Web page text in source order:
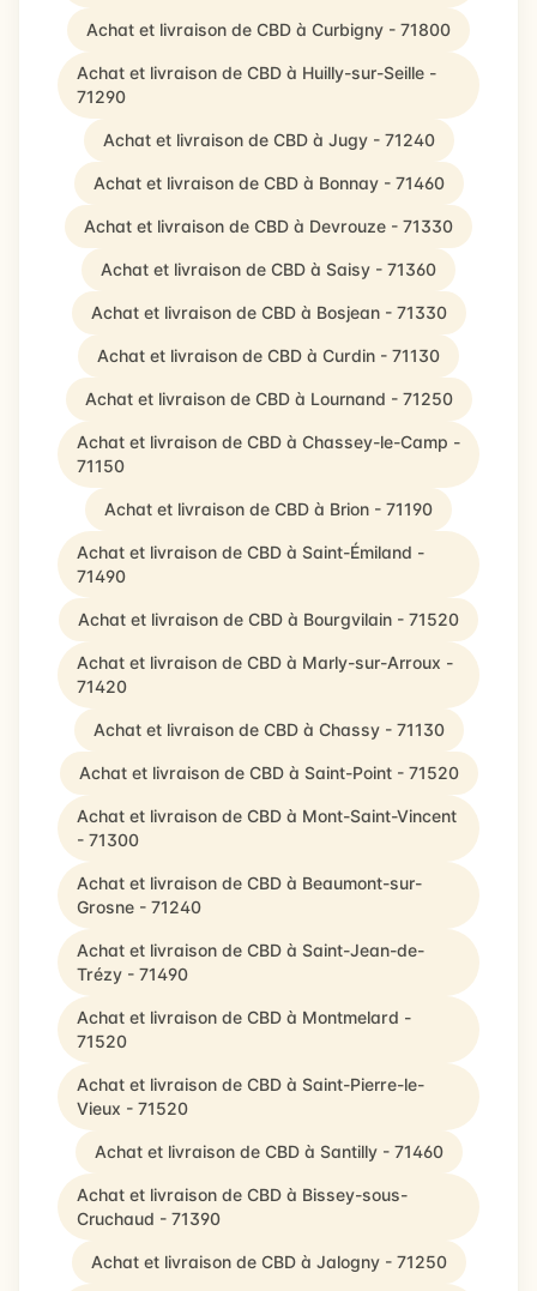
Achat et livraison de CBD à Curbigny - 71800
Achat et livraison de CBD à Huilly-sur-Seille -
71290
Achat et livraison de CBD à Jugy - 71240
Achat et livraison de CBD à Bonnay - 71460
Achat et livraison de CBD à Devrouze - 71330
Achat et livraison de CBD à Saisy - 71360
Achat et livraison de CBD à Bosjean - 71330
Achat et livraison de CBD à Curdin - 71130
Achat et livraison de CBD à Lournand - 71250
Achat et livraison de CBD à Chassey-le-Camp -
71150
Achat et livraison de CBD à Brion - 71190
Achat et livraison de CBD à Saint-Émiland -
71490
Achat et livraison de CBD à Bourgvilain - 71520
Achat et livraison de CBD à Marly-sur-Arroux -
71420
Achat et livraison de CBD à Chassy - 71130
Achat et livraison de CBD à Saint-Point - 71520
Achat et livraison de CBD à Mont-Saint-Vincent
- 71300
Achat et livraison de CBD à Beaumont-sur-
Grosne - 71240
Achat et livraison de CBD à Saint-Jean-de-
Trézy - 71490
Achat et livraison de CBD à Montmelard -
71520
Achat et livraison de CBD à Saint-Pierre-le-
Vieux - 71520
Achat et livraison de CBD à Santilly - 71460
Achat et livraison de CBD à Bissey-sous-
Cruchaud - 71390
Achat et livraison de CBD à Jalogny - 71250